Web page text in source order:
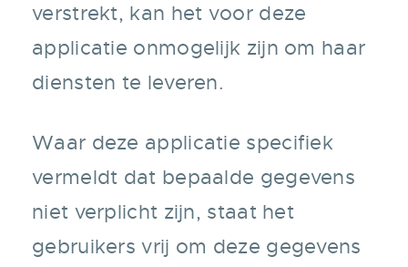
verstrekt, kan het voor deze
applicatie onmogelijk zijn om haar
diensten te leveren.
Waar deze applicatie specifiek
vermeldt dat bepaalde gegevens
niet verplicht zijn, staat het
gebruikers vrij om deze gegevens